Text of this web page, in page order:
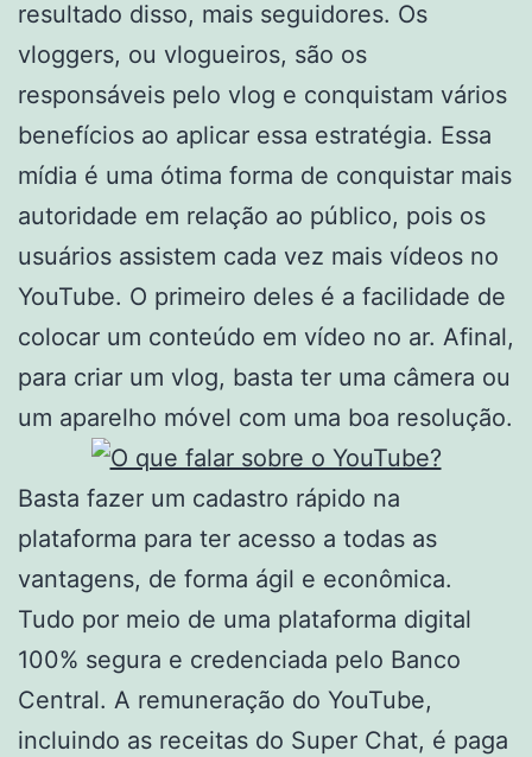
resultado disso, mais seguidores. Os
vloggers, ou vlogueiros, são os
responsáveis pelo vlog e conquistam vários
benefícios ao aplicar essa estratégia. Essa
mídia é uma ótima forma de conquistar mais
autoridade em relação ao público, pois os
usuários assistem cada vez mais vídeos no
YouTube. O primeiro deles é a facilidade de
colocar um conteúdo em vídeo no ar. Afinal,
para criar um vlog, basta ter uma câmera ou
um aparelho móvel com uma boa resolução.
Basta fazer um cadastro rápido na
plataforma para ter acesso a todas as
vantagens, de forma ágil e econômica.
Tudo por meio de uma plataforma digital
100% segura e credenciada pelo Banco
Central. A remuneração do YouTube,
incluindo as receitas do Super Chat, é paga